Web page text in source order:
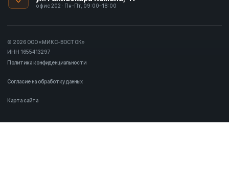
офис 202 · Пн–Пт, 09:00–18:00
© 2026 ООО «МИКС-ВОСТОК»
ИНН 1655413297
Политика конфиденциальности
Согласие на обработку данных
Карта сайта